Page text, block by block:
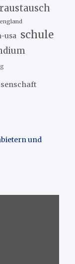
usa schule
und